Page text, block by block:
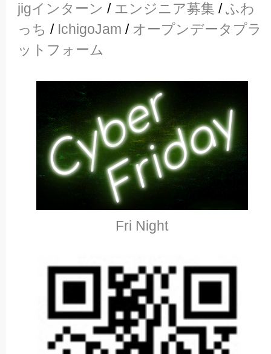
jigインターン / エンジニア募集 /ふわ
っち / IchigoJam / オープンデータプラ
ットフォーム
Fri Night